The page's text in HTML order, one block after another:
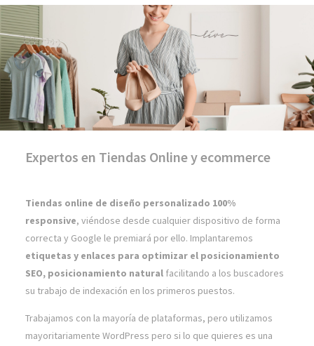
Expertos en Tiendas Online y ecommerce
Tiendas online de diseño personalizado 100%
responsive, viéndose desde cualquier dispositivo de forma
correcta y Google le premiará por ello. Implantaremos
etiquetas y enlaces para optimizar el posicionamiento
SEO, posicionamiento naturalfacilitando a los buscadores
su trabajo de indexación en los primeros puestos.
Trabajamos con la mayoría de plataformas, pero utilizamos
mayoritariamente WordPress pero si lo que quieres es una